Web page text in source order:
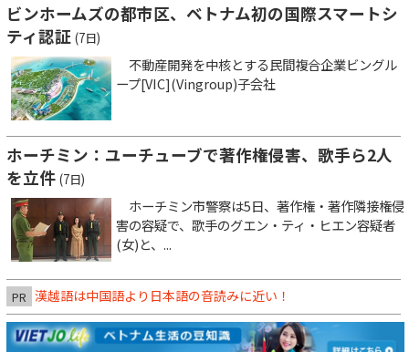
ビンホームズの都市区、ベトナム初の国際スマートシ
ティ認証 (7日)
不動産開発を中核とする民間複合企業ビングル
ープ[VIC](Vingroup)子会社
ホーチミン：ユーチューブで著作権侵害、歌手ら2人
を立件 (7日)
ホーチミン市警察は5日、著作権・著作隣接権侵
害の容疑で、歌手のグエン・ティ・ヒエン容疑者
(女)と、...
PR 漢越語は中国語より日本語の音読みに近い！